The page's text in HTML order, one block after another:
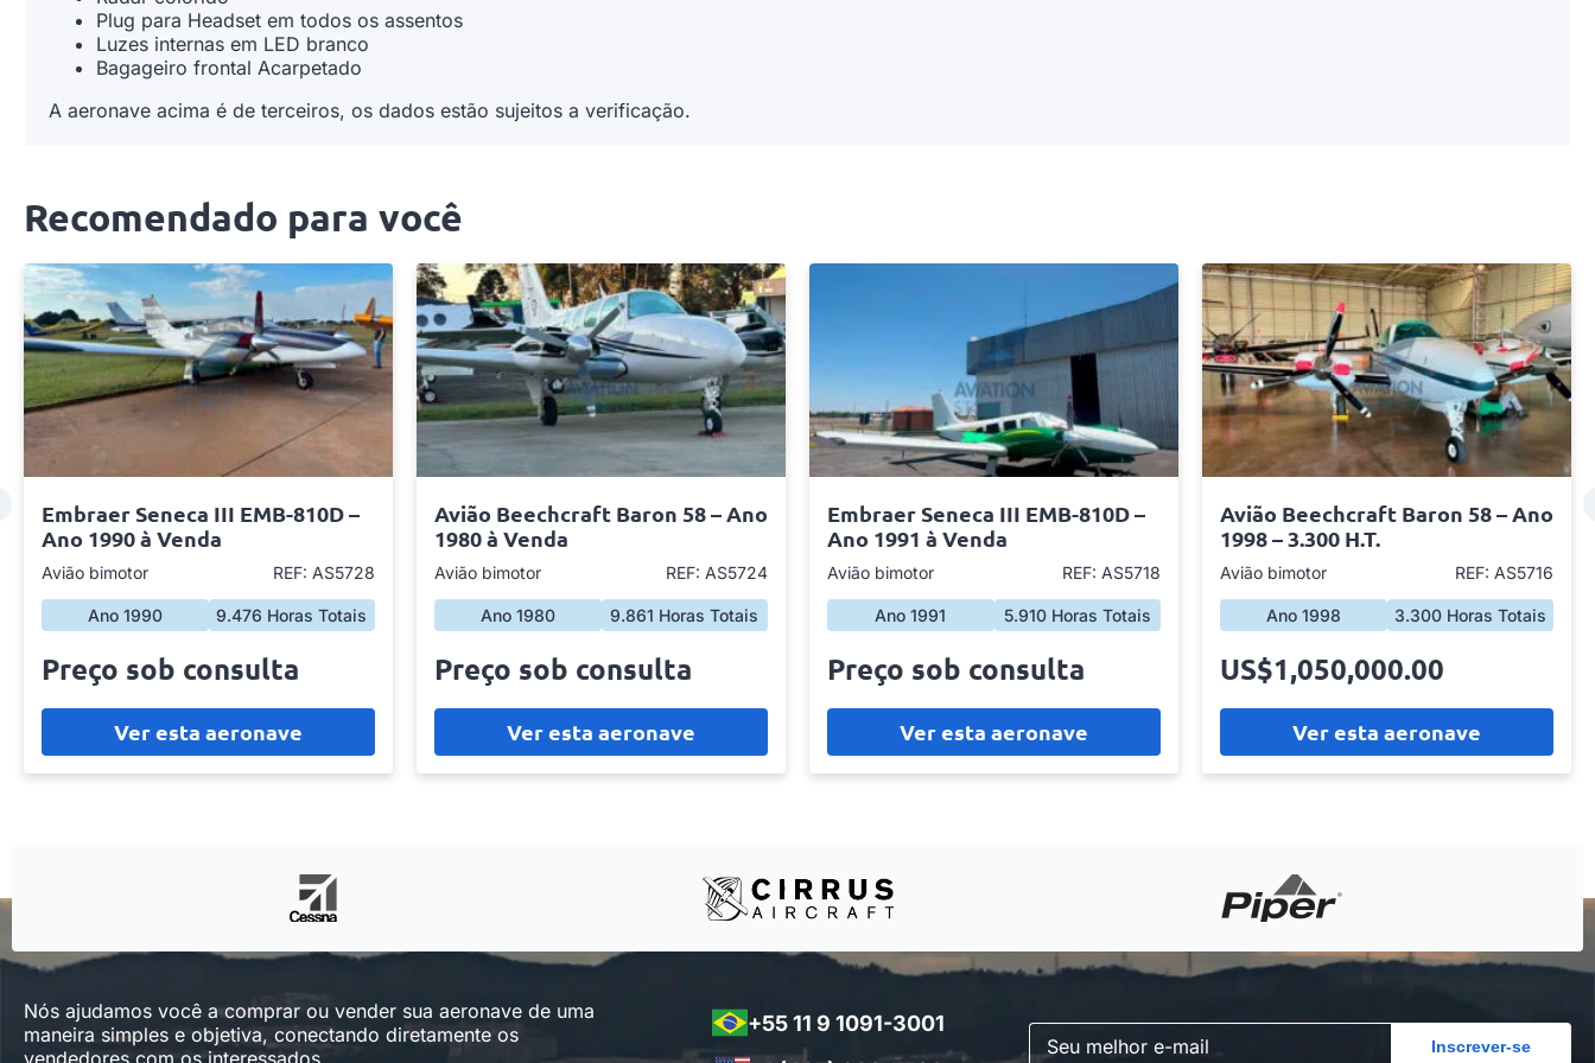
Plug para Headset em todos os assentos
Luzes internas em LED branco
Bagageiro frontal Acarpetado
A aeronave acima é de terceiros, os dados estão sujeitos a verificação.
Recomendado para você
Embraer Seneca III EMB-810D –
Ano 1990 à Venda
Avião bimotor REF: AS5728
Ano 1990 9.476 Horas Totais
Ver esta aeronave
Preço sob consulta
Avião Beechcraft Baron 58 – Ano
1980 à Venda
Avião bimotor REF: AS5724
Ano 1980 9.861 Horas Totais
Ver esta aeronave
Preço sob consulta
Embraer Seneca III EMB-810D –
Ano 1991 à Venda
Avião bimotor REF: AS5718
Ano 1991 5.910 Horas Totais
Ver esta aeronave
Preço sob consulta
Avião Beechcraft Baron 58 – Ano
1998 – 3.300 H.T.
Avião bimotor REF: AS5716
Ano 1998 3.300 Horas Totais
Ver esta aeronave
US$1,050,000.00
Nós ajudamos você a comprar ou vender sua aeronave de uma
maneira simples e objetiva, conectando diretamente os
vendedores com os interessados.
+55 11 9 1091-3001
Inscrever-se